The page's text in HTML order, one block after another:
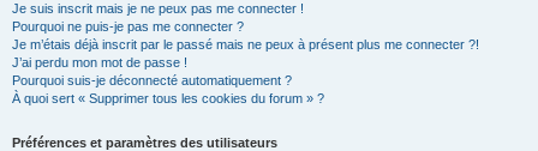
Je suis inscrit mais je ne peux pas me connecter !
Pourquoi ne puis-je pas me connecter ?
Je m’étais déjà inscrit par le passé mais ne peux à présent plus me connecter ?!
J’ai perdu mon mot de passe !
Pourquoi suis-je déconnecté automatiquement ?
À quoi sert « Supprimer tous les cookies du forum » ?
Préférences et paramètres des utilisateurs